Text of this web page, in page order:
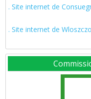
. Site internet de
. Site internet de